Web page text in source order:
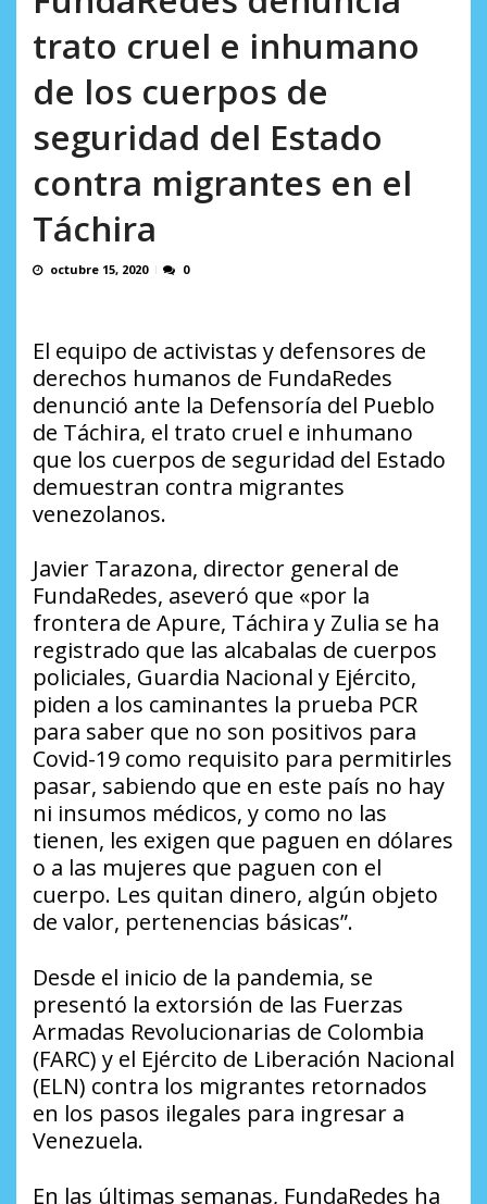
trato cruel e inhumano
de los cuerpos de
seguridad del Estado
contra migrantes en el
Táchira
octubre 15, 2020 0
El equipo de activistas y defensores de
derechos humanos de FundaRedes
denunció ante la Defensoría del Pueblo
de Táchira, el trato cruel e inhumano
que los cuerpos de seguridad del Estado
demuestran contra migrantes
venezolanos.
Javier Tarazona, director general de
FundaRedes, aseveró que «por la
frontera de Apure, Táchira y Zulia se ha
registrado que las alcabalas de cuerpos
policiales, Guardia Nacional y Ejército,
piden a los caminantes la prueba PCR
para saber que no son positivos para
Covid-19 como requisito para permitirles
pasar, sabiendo que en este país no hay
ni insumos médicos, y como no las
tienen, les exigen que paguen en dólares
o a las mujeres que paguen con el
cuerpo. Les quitan dinero, algún objeto
de valor, pertenencias básicas”.
Desde el inicio de la pandemia, se
presentó la extorsión de las Fuerzas
Armadas Revolucionarias de Colombia
(FARC) y el Ejército de Liberación Nacional
(ELN) contra los migrantes retornados
en los pasos ilegales para ingresar a
Venezuela.
En las últimas semanas, FundaRedes ha